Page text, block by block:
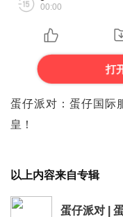
00:00
打
蛋仔派对：蛋仔国际
皇！
以上内容来自专辑
蛋仔派对 |